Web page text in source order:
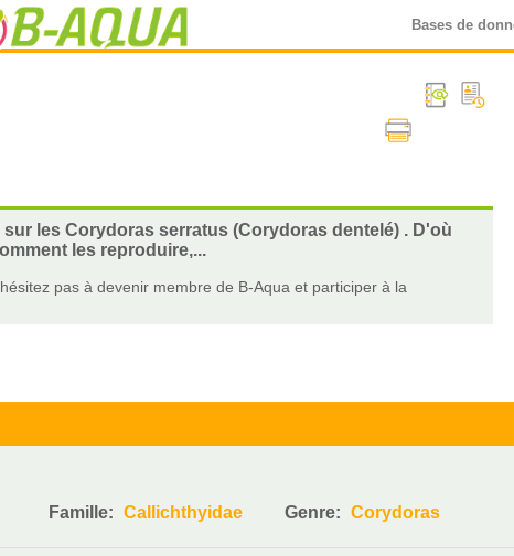
Bases de
les Corydoras serratus (Corydoras dentelé) . D'où
les reproduire,...
pas à devenir membre de B-Aqua et participer à la
Famille: Callichthyidae Genre: Corydoras